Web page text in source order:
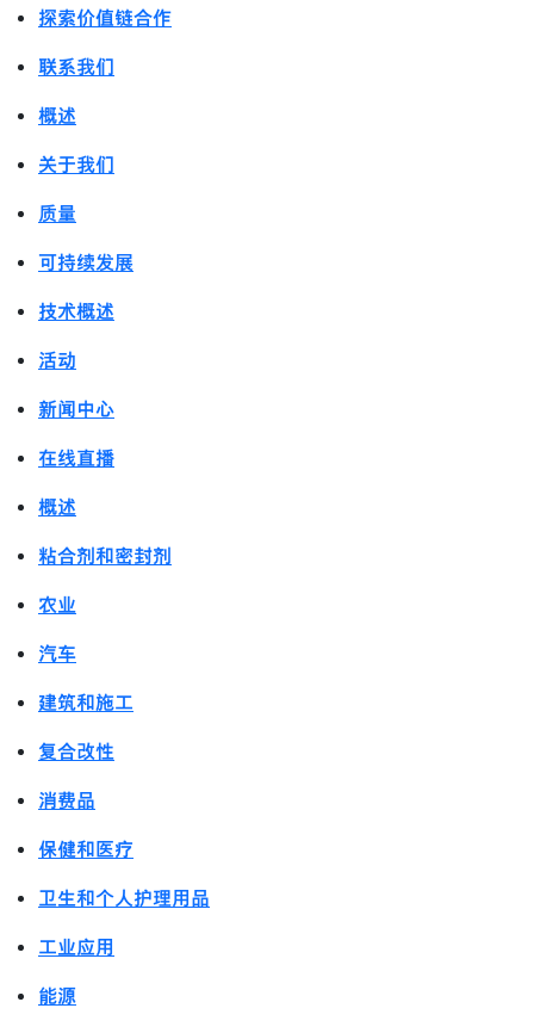
探索价值链合作
联系我们
概述
关于我们
质量
可持续发展
技术概述
活动
新闻中心
在线直播
概述
粘合剂和密封剂
农业
汽车
建筑和施工
复合改性
消费品
保健和医疗
卫生和个人护理用品
工业应用
能源